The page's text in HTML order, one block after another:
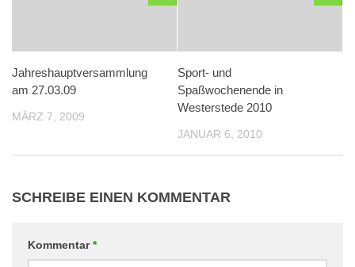
Jahreshauptversammlung
am 27.03.09
MÄRZ 7, 2009
Sport- und
Spaßwochenende in
Westerstede 2010
JANUAR 6, 2010
SCHREIBE EINEN KOMMENTAR
Kommentar*